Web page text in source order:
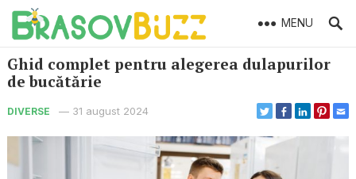
MENU
Ghid complet pentru alegerea dulapurilor
de bucătărie
DIVERSE — 31 august 2024